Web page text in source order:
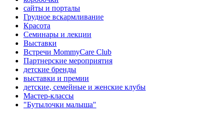
сайты и порталы
Грудное вскармливание
Красота
Семинары и лекции
Выставки
Встречи MommyCare Club
Партнерские мероприятия
детские бренды
выставки и премии
детские, семейные и женские клубы
Мастер-классы
"Бутылочки малыша"